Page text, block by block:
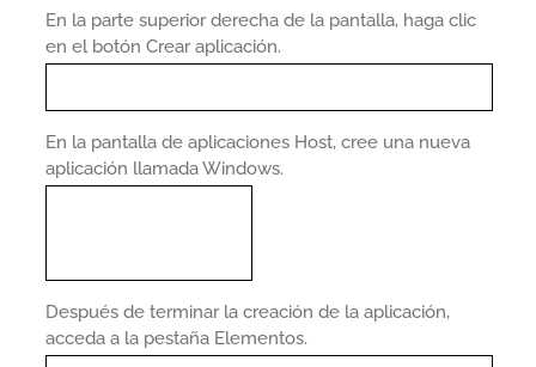
En la parte superior derecha de la pantalla, haga clic
en el botón Crear aplicación.
En la pantalla de aplicaciones Host, cree una nueva
aplicación llamada Windows.
Después de terminar la creación de la aplicación,
acceda a la pestaña Elementos.